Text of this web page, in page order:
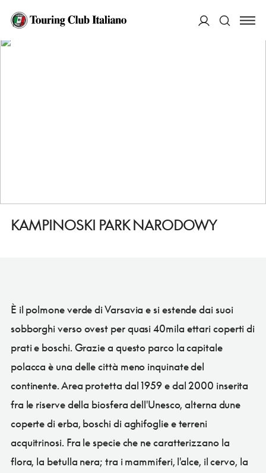
HOME
KAMPINOSKI PARK NARODOWY
KAMPINOSKI PARK NARODOWY
È il polmone verde di Varsavia e si estende dai suoi
sobborghi verso ovest per quasi 40mila ettari coperti di
prati e boschi. Grazie a questo parco la capitale
polacca è una delle città meno inquinate del
continente. Area protetta dal 1959 e dal 2000 inserita
fra le riserve della biosfera dell'Unesco, alterna dune
coperte di erba, boschi di aghifoglie e terreni
acquitrinosi. Fra le specie che ne caratterizzano la
flora, la betulla nera; tra i mammiferi, l'alce, il cervo, la